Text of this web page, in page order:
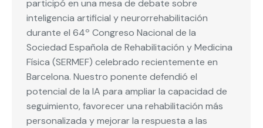
participó en una mesa de debate sobre
inteligencia artificial y neurorrehabilitación
durante el 64º Congreso Nacional de la
Sociedad Española de Rehabilitación y Medicina
Física (SERMEF) celebrado recientemente en
Barcelona. Nuestro ponente defendió el
potencial de la IA para ampliar la capacidad de
seguimiento, favorecer una rehabilitación más
personalizada y mejorar la respuesta a las